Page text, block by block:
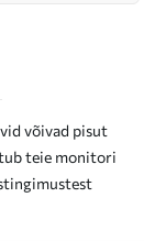
võivad pisut
teie monitori